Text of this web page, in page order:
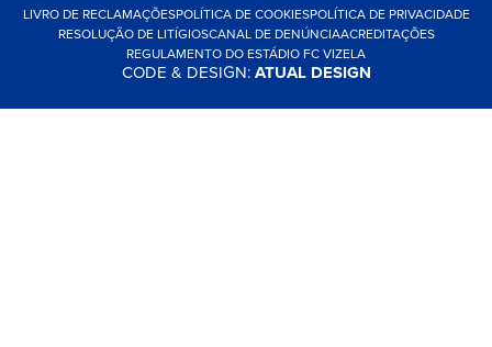
LIVRO DE RECLAMAÇÕESPOLÍTICA DE COOKIESPOLÍTICA DE PRIVACIDADE
RESOLUÇÃO DE LITÍGIOSCANAL DE DENÚNCIAACREDITAÇÕES
REGULAMENTO DO ESTÁDIO FC VIZELA
CODE & DESIGN:ATUAL DESIGN